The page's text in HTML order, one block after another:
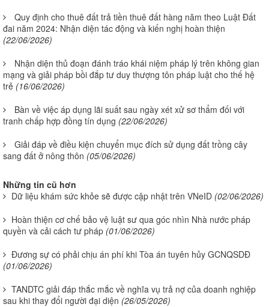
Quy định cho thuê đất trả tiền thuê đất hàng năm theo Luật Đất
đai năm 2024: Nhận diện tác động và kiến nghị hoàn thiện
(22/06/2026)
Nhận diện thủ đoạn đánh tráo khái niệm pháp lý trên không gian
mạng và giải pháp bồi đắp tư duy thượng tôn pháp luật cho thế hệ
trẻ (16/06/2026)
Bàn về việc áp dụng lãi suất sau ngày xét xử sơ thẩm đối với
tranh chấp hợp đồng tín dụng (22/06/2026)
Giải đáp về điều kiện chuyển mục đích sử dụng đất trồng cây
sang đất ở nông thôn (05/06/2026)
Những tin cũ hơn
Dữ liệu khám sức khỏe sẽ được cập nhật trên VNeID (02/06/2026)
Hoàn thiện cơ chế bảo vệ luật sư qua góc nhìn Nhà nước pháp
quyền và cải cách tư pháp (01/06/2026)
Đương sự có phải chịu án phí khi Tòa án tuyên hủy GCNQSDĐ
(01/06/2026)
TANDTC giải đáp thắc mắc về nghĩa vụ trả nợ của doanh nghiệp
sau khi thay đổi người đại diện (26/05/2026)